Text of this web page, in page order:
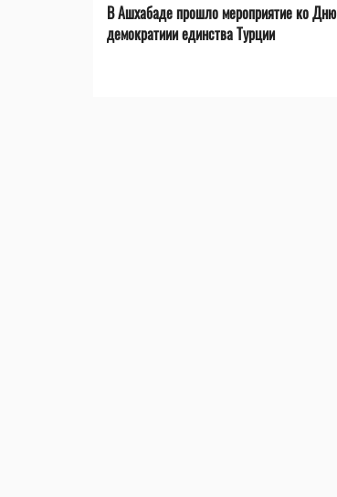
В Ашхабаде прошло мероприятие ко Дню
демократиии единства Турции